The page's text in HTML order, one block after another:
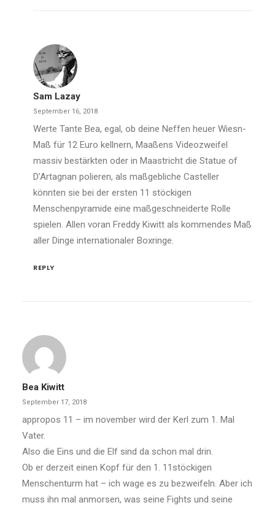
Sam Lazay
September 16, 2018
Werte Tante Bea, egal, ob deine Neffen heuer Wiesn-
Maß für 12 Euro kellnern, Maaßens Videozweifel
massiv bestärkten oder in Maastricht die Statue of
D’Artagnan polieren, als maßgebliche Casteller
könnten sie bei der ersten 11 stöckigen
Menschenpyramide eine maßgeschneiderte Rolle
spielen. Allen voran Freddy Kiwitt als kommendes Maß
aller Dinge internationaler Boxringe.
REPLY
Bea Kiwitt
September 17, 2018
appropos 11 – im november wird der Kerl zum 1. Mal
Vater.
Also die Eins und die Elf sind da schon mal drin.
Ob er derzeit einen Kopf für den 1. 11stöckigen
Menschenturm hat – ich wage es zu bezweifeln. Aber ich
muss ihn mal anmorsen, was seine Fights und seine